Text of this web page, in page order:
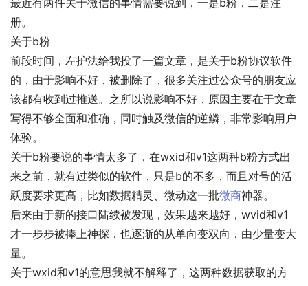
册。
关于b粉
前段时间，左护法给我投了一篇文章，是关于b粉协议软件
的，由于影响不好，被删除了，很多关注过公众号的朋友应
该都有收到过推送。之所以说影响不好，原因主要在于文章
写得不够全面和准确，同时触及微信的逆鳞，非常影响用户
体验。
关于b粉要说的事情太多了，在wxid和v1这两种b粉方式出
来之前，就有过类似的软件，只是b的不多，而且对号的活
跃度要求更高，比如数据精灵、微动这一批微商神器。
后来由于新的接口陆续被发现，效果越来越好，wvid和v1
才一步步被捧上神探，也逐渐的从单向变双向，由少量变大
量。
关于wxid和v1的意思我就不解释了，这两种数据获取的方